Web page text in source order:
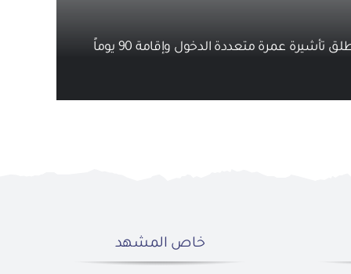
تأشيرة عمرة متعددة الدخول وإقامة 90 يوماً
خاص المشهد